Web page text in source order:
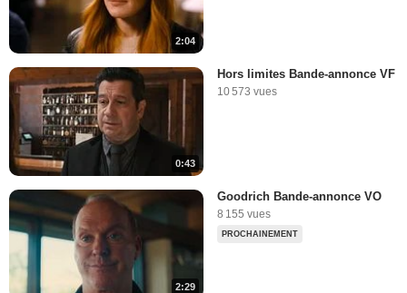
2:04
0:43
Hors limites Bande-annonce VF
10 573 vues
2:29
Goodrich Bande-annonce VO
8 155 vues
PROCHAINEMENT